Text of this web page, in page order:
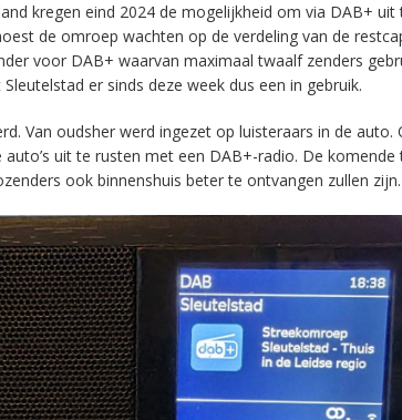
kregen eind 2024 de mogelijkheid om via DAB+
de omroep wachten op de verdeling van de
voor DAB+ waarvan maximaal twaalf zenders
er sinds deze week dus een in gebruik.
Van oudsher werd ingezet op luisteraars in de auto.
uit te rusten met een DAB+-radio. De
ook binnenshuis beter te ontvangen zullen zijn.